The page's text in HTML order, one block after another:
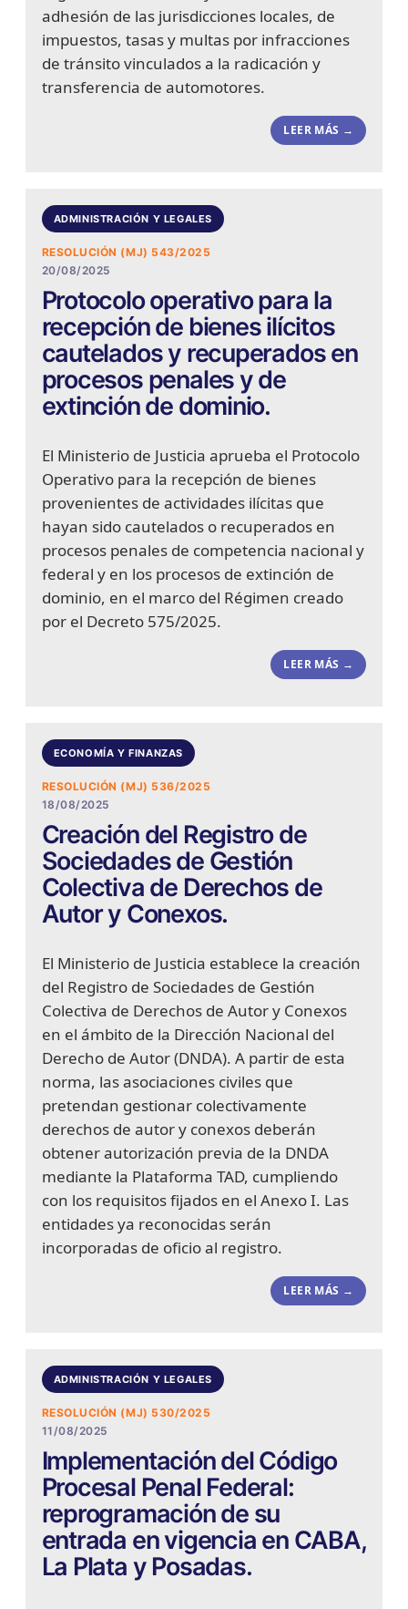
adhesión de las jurisdicciones locales, de
impuestos, tasas y multas por infracciones
de tránsito vinculados a la radicación y
transferencia de automotores.
LEER MÁS →
ADMINISTRACIÓN Y LEGALES
RESOLUCIÓN (MJ) 543/2025
20/08/2025
Protocolo operativo para la
recepción de bienes ilícitos
cautelados y recuperados en
procesos penales y de
extinción de dominio.
El Ministerio de Justicia aprueba el Protocolo
Operativo para la recepción de bienes
provenientes de actividades ilícitas que
hayan sido cautelados o recuperados en
procesos penales de competencia nacional y
federal y en los procesos de extinción de
dominio, en el marco del Régimen creado
por el Decreto 575/2025.
LEER MÁS →
ECONOMÍA Y FINANZAS
RESOLUCIÓN (MJ) 536/2025
18/08/2025
Creación del Registro de
Sociedades de Gestión
Colectiva de Derechos de
Autor y Conexos.
El Ministerio de Justicia establece la creación
del Registro de Sociedades de Gestión
Colectiva de Derechos de Autor y Conexos
en el ámbito de la Dirección Nacional del
Derecho de Autor (DNDA). A partir de esta
norma, las asociaciones civiles que
pretendan gestionar colectivamente
derechos de autor y conexos deberán
obtener autorización previa de la DNDA
mediante la Plataforma TAD, cumpliendo
con los requisitos fijados en el Anexo I. Las
entidades ya reconocidas serán
incorporadas de oficio al registro.
LEER MÁS →
ADMINISTRACIÓN Y LEGALES
RESOLUCIÓN (MJ) 530/2025
11/08/2025
Implementación del Código
Procesal Penal Federal:
reprogramación de su
entrada en vigencia en CABA,
La Plata y Posadas.